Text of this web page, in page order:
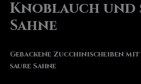
Knoblauch und
Sahne
Gebackene Zucchinischeiben
saure Sahne